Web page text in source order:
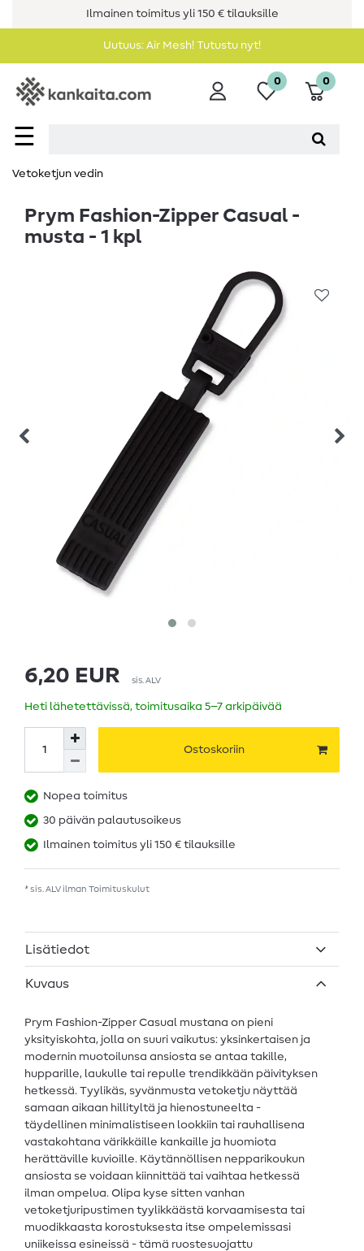
Ilmainen toimitus yli 150 € tilauksille
Uutuus: Air Mesh! Tutustu nyt!
☰
0 0
Vetoketjun vedin
Prym Fashion-Zipper Casual -
musta - 1 kpl
6,20 EUR sis. ALV
Heti lähetettävissä, toimitusaika 5–7 arkipäivää
Ostoskoriin
Nopea toimitus
30 päivän palautusoikeus
Ilmainen toimitus yli 150 € tilauksille
* sis. ALV ilman Toimituskulut
Lisätiedot
Kuvaus
Prym Fashion-Zipper Casual mustana on pieni
yksityiskohta, jolla on suuri vaikutus: yksinkertaisen ja
modernin muotoilunsa ansiosta se antaa takille,
hupparille, laukulle tai repulle trendikkään päivityksen
hetkessä. Tyylikäs, syvänmusta vetoketju näyttää
samaan aikaan hillityltä ja hienostuneelta -
täydellinen minimalistiseen lookkiin tai rauhallisena
vastakohtana värikkäille kankaille ja huomiota
herättäville kuvioille. Käytännöllisen nepparikoukun
ansiosta se voidaan kiinnittää tai vaihtaa hetkessä
ilman ompelua. Olipa kyse sitten vanhan
vetoketjuripustimen tyylikkäästä korvaamisesta tai
muodikkaasta korostuksesta itse ompelemissasi
uniikeissa esineissä - tämä ruostesuojattu